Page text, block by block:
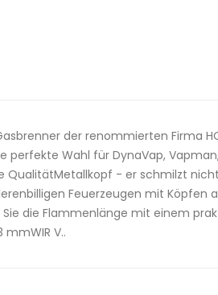
der renommierten Firma
perfekte Wahl für DynaVap,
QualitätMetallkopf - er schmilzt
Feuerzeugen mit Köpfen
Sie die Flammenlänge mit einem
V..